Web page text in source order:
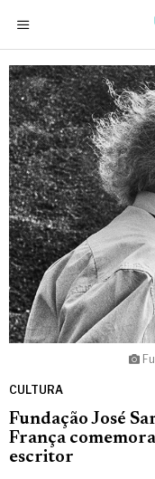
CULTURA
Fundação José
França
escritor